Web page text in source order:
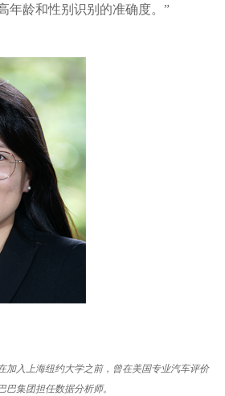
年龄和性别识别的准确度。”
加入上海纽约大学之前，曾在美国专业汽车评价
巴集团担任数据分析师。